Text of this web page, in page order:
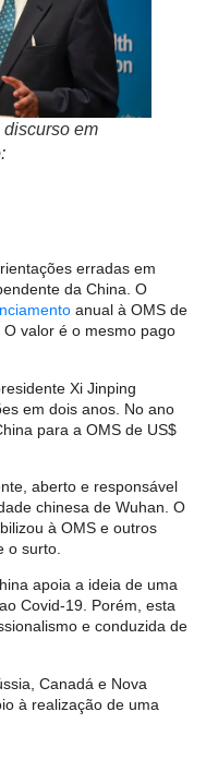
em
erradas em
da China. O
anual à OMS de
valor é o mesmo pago
Xi Jinping
em dois anos. No ano
para a OMS de US$
aberto e responsável
chinesa de Wuhan. O
à OMS e outros
o surto.
apoia a ideia de uma
Covid-19. Porém, esta
e conduzida de
Canadá e Nova
à realização de uma